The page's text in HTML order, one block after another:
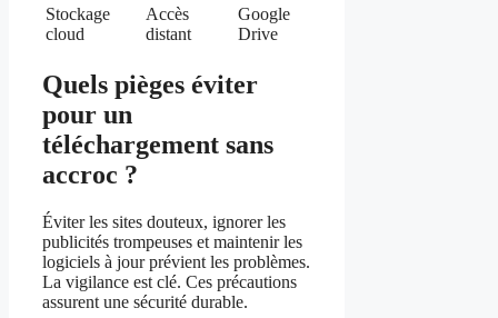
Stockage
cloud
Accès
distant
Google
Drive
Quels pièges éviter
pour un
téléchargement sans
accroc ?
Éviter les sites douteux, ignorer les
publicités trompeuses et maintenir les
logiciels à jour prévient les problèmes.
La vigilance est clé. Ces précautions
assurent une sécurité durable.